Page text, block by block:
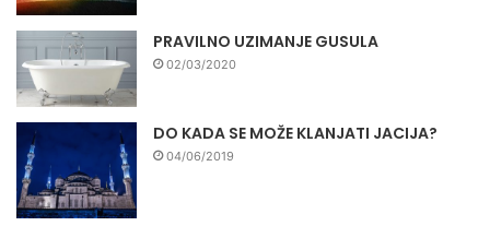
PRAVILNO UZIMANJE GUSULA
02/03/2020
DO KADA SE MOŽE KLANJATI JACIJA?
04/06/2019